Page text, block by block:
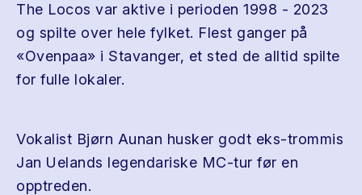
The Locos var aktive i perioden 1998 - 2023
og spilte over hele fylket. Flest ganger på
«Ovenpaa» i Stavanger, et sted de alltid spilte
for fulle lokaler.
Vokalist Bjørn Aunan husker godt eks-trommis
Jan Uelands legendariske MC-tur før en
opptreden.